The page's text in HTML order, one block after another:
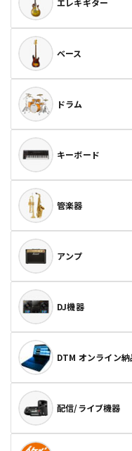
ベース
ドラム
キーボード
管楽器
アンプ
DJ機器
DTM オンライン納
配信/ライブ機器